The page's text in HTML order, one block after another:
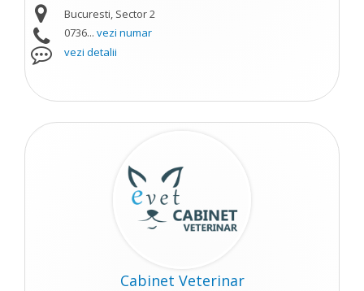
Bucuresti, Sector 2
0736... vezi numar
vezi detalii
Cabinet Veterinar